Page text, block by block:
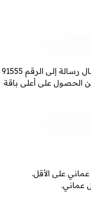
يمكن استلاف رصيد حياك من عمانتل عبر الاتصال على الرمز *555#، أو من خلال إرسال رسالة إلى الرقم 91555
أو 2 ريال، أو غيرها)، كما يمكن الحصول على أعلى باقة